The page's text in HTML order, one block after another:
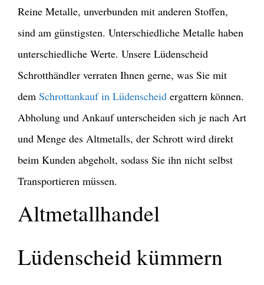
Reine Metalle, unverbunden mit anderen Stoffen,
sind am günstigsten. Unterschiedliche Metalle haben
unterschiedliche Werte. Unsere Lüdenscheid
Schrotthändler verraten Ihnen gerne, was Sie mit
dem Schrottankauf in Lüdenscheid ergattern können.
Abholung und Ankauf unterscheiden sich je nach Art
und Menge des Altmetalls, der Schrott wird direkt
beim Kunden abgeholt, sodass Sie ihn nicht selbst
Transportieren müssen.
Altmetallhandel
Lüdenscheid kümmern